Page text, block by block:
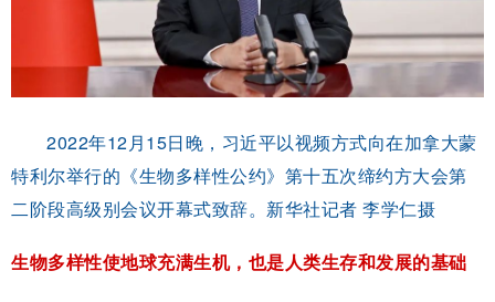
2022年12月15日晚，习近平以视频方式向在加拿大蒙
特利尔举行的《生物多样性公约》第十五次缔约方大会第
二阶段高级别会议开幕式致辞。新华社记者 李学仁摄
生物多样性使地球充满生机，也是人类生存和发展的基础